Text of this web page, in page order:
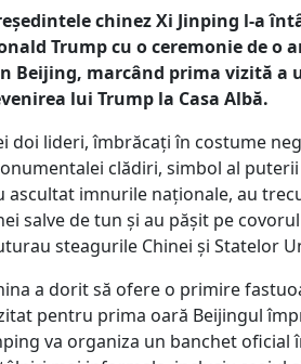
chinez Xi Jinping l-a
Trump cu o ceremonie de o
Beijing, marcând prima vizită a
lui Trump la Casa Albă.
doi lideri, îmbrăcați în costume
clădiri, simbol al
ascultat imnurile naționale, au
salve de tun și au pășit pe
steagurile Chinei și Statelor
a dorit să ofere o primire
pentru prima oară Beijingul
va organiza un banchet